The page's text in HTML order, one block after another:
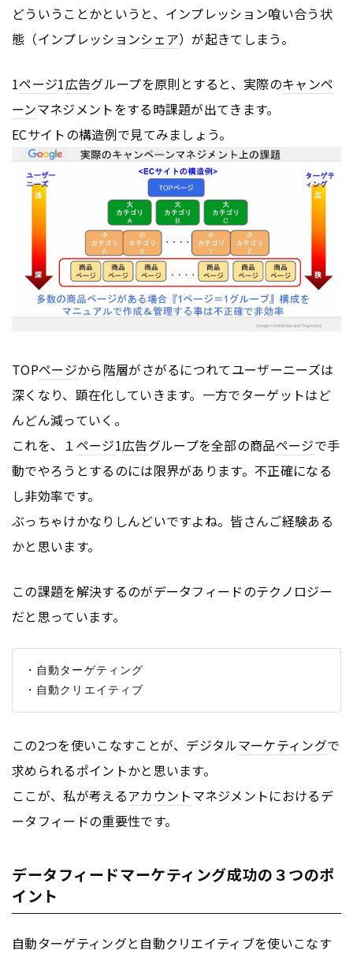
どういうことかというと、インプレッション喰い合う状
態（インプレッションシェア）が起きてしまう。
1ページ1広告グループを原則とすると、実際のキャンペ
ーンマネジメントをする時課題が出てきます。
ECサイトの構造例で見てみましょう。
TOPページから階層がさがるにつれてユーザーニーズは
深くなり、顕在化していきます。一方でターゲットはど
んどん減っていく。
これを、１ ページ1広告グループを全部の商品ページで手
動でやろうとするのには限界があります。不正確になる
し非効率です。
ぶっちゃけかなりしんどいですよね。皆さんご経験ある
かと思います。
この課題を解決するのがデータフィードのテクノロジー
だと思っています。
・自動ターゲティング
この2つを使いこなすことが、デジタルマーケティングで
求められるポイントかと思います。
ここが、私が考えるアカウントマネジメントにおけるデ
ータフィードの重要性です。
データフィードマーケティング成功の３つのポ
イント
自動ターゲティングと自動クリエイティブを使いこなす